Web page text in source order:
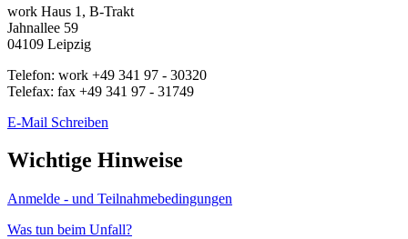
work Haus 1, B-Trakt
Jahnallee 59
04109 Leipzig
Telefon: work +49 341 97 - 30320
Telefax: fax +49 341 97 - 31749
E-Mail Schreiben
Wichtige Hinweise
Anmelde - und Teilnahmebedingungen
Was tun beim Unfall?